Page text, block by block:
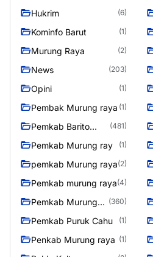
Hukrim (6)
Kominfo Barut (1)
Murung Raya (2)
News (203)
Opini (1)
Pembak Murung raya (1)
Pemkab Barito
(481)
Pemkab Murung ray (1)
pemkab Murung raya(2)
Pemkab murung raya(4)
Pemkab Murung
(360)
Pemkab Puruk Cahu (1)
Penkab Murung raya (1)